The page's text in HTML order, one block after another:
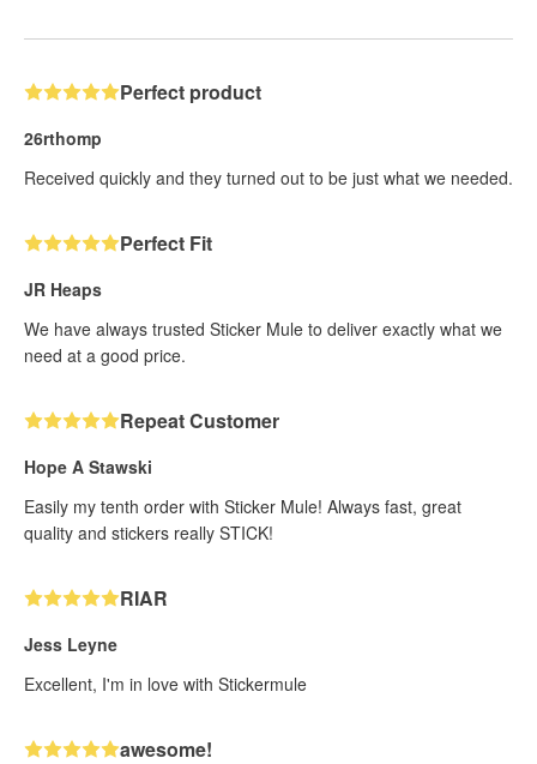
Perfect product
26rthomp
Received quickly and they turned out to be just what we needed.
Perfect Fit
JR Heaps
We have always trusted Sticker Mule to deliver exactly what we
need at a good price.
Repeat Customer
Hope A Stawski
Easily my tenth order with Sticker Mule! Always fast, great
quality and stickers really STICK!
RIAR
Jess Leyne
Excellent, I'm in love with Stickermule
awesome!